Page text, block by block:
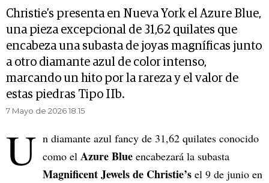
Christie’s presenta en Nueva York el Azure Blue,
una pieza excepcional de 31,62 quilates que
encabeza una subasta de joyas magníficas junto
a otro diamante azul de color intenso,
marcando un hito por la rareza y el valor de
estas piedras Tipo IIb.
7 Mayo de 2026 18.15
U n diamante azul fancy de 31,62 quilates conocido
como el Azure Blue encabezará la subasta
Magnificent Jewels de Christie’s el 9 de junio en